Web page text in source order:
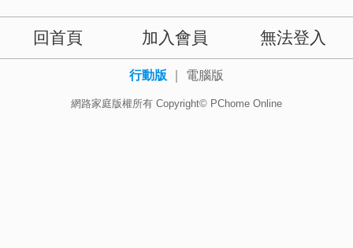
回首頁 加入會員 無法登入
行動版 電腦版
網路家庭版權所有 Copyright© PChome Online